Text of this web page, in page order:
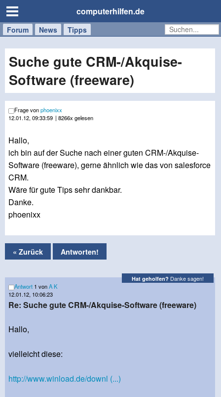
computerhilfen.de
Forum News Tipps
Handy
Tablet
Windows
Mac
Suche gute CRM-/Akquise-
Software (freeware)
Frage vonphoenixx
12.01.12, 09:33:59 | 8266x gelesen
Hallo,
ich bin auf der Suche nach einer guten CRM-/Akquise-
Software (freeware), gerne ähnlich wie das von salesforce
CRM.
Wäre für gute Tips sehr dankbar.
Danke.
phoenixx
« Zurück Antworten!
Hat geholfen? Danke sagen!
Antwort 1 vonA K
12.01.12, 10:06:23
Re: Suche gute CRM-/Akquise-Software (freeware)
Hallo,
vielleicht diese:
http://www.winload.de/downl (...)